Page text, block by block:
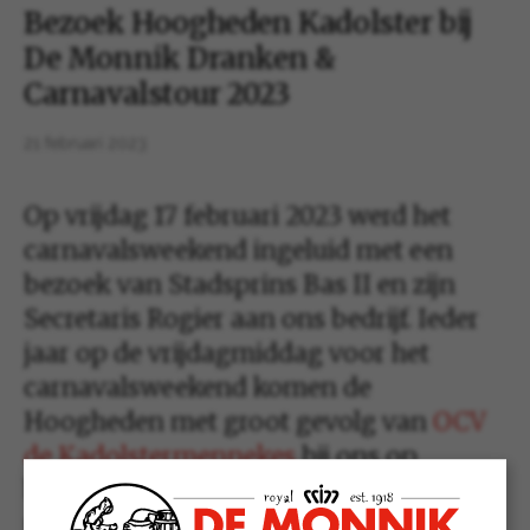
Bezoek Hoogheden Kadolster bij
De Monnik Dranken &
Carnavalstour 2023
Op vrijdag 17 februari 2023 werd het
carnavalsweekend ingeluid met een
bezoek van Stadsprins Bas II en zijn
Secretaris Rogier aan ons bedrijf. Ieder
jaar op de vrijdagmiddag voor het
carnavalsweekend komen de
Hoogheden met groot gevolg van OCV
de Kadolstermennekesbij ons op
bezoek. Ze werden ook dit jaar weer